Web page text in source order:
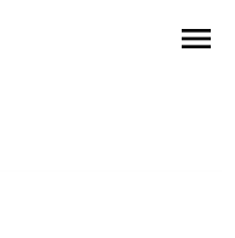
menu